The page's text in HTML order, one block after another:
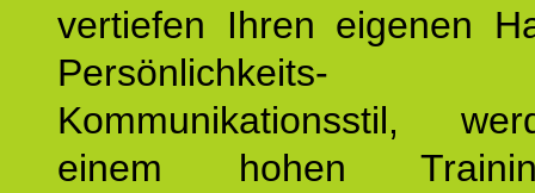
vertiefen Ihren eigenen
Kommunikationsstil,
einem hohen